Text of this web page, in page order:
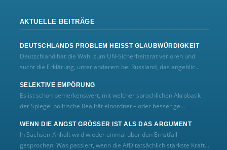
AKTUELLE BEITRÄGE
DEUTSCHLANDS PROBLEM HEISST GLAUBWÜRDIGKEIT
Deutschland hat die Wahl zum UN‑Sicherheitsrat verloren und
sucht die Erklärung, unter anderem bei Russland, das angeblic...
SELEKTIVE EMPÖRUNG
Es ist schon bemerkenswert, mit welcher sprachlichen Akrobatik
der Spiegel politische Realität einordnet – oder besser ge...
WENN DIE ANGST GRÖSSER IST ALS DAS ARGUMENT
In Sachsen-Anhalt wird wieder einmal über den Ernstfall
gesprochen: Was passiert, wenn die AfD tatsächlich stärkste Kraft...